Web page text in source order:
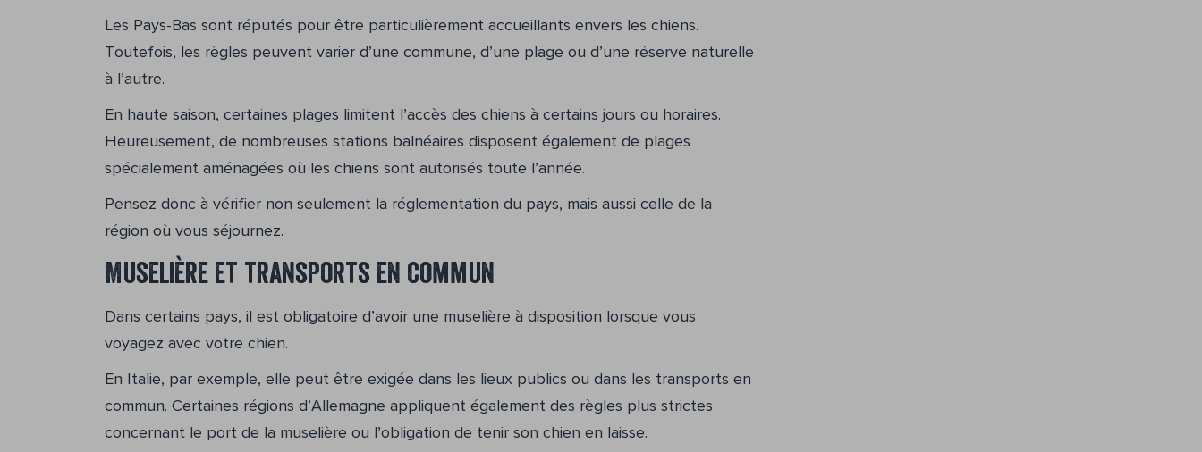
Les Pays-Bas sont réputés pour être particulièrement accueillants envers les chiens.
Toutefois, les règles peuvent varier d’une commune, d’une plage ou d’une réserve naturelle
à l’autre.
En haute saison, certaines plages limitent l’accès des chiens à certains jours ou horaires.
Heureusement, de nombreuses stations balnéaires disposent également de plages
spécialement aménagées où les chiens sont autorisés toute l’année.
Pensez donc à vérifier non seulement la réglementation du pays, mais aussi celle de la
région où vous séjournez.
Muselière et transports en commun
Dans certains pays, il est obligatoire d’avoir une muselière à disposition lorsque vous
voyagez avec votre chien.
En Italie, par exemple, elle peut être exigée dans les lieux publics ou dans les transports en
commun. Certaines régions d’Allemagne appliquent également des règles plus strictes
concernant le port de la muselière ou l’obligation de tenir son chien en laisse.